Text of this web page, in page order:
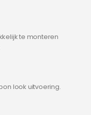
te monteren
look uitvoering.